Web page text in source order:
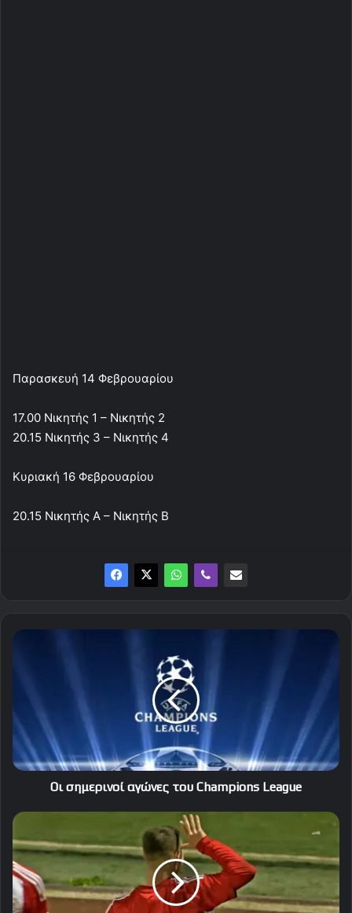
Παρασκευή 14 Φεβρουαρίου
17.00 Νικητής 1 – Νικητής 2
20.15 Νικητής 3 – Νικητής 4
Κυριακή 16 Φεβρουαρίου
20.15 Νικητής Α – Νικητής Β
Οι
League
Οι σημερινοί αγώνες του Champions League
Στους
του
UEFA
Youth
League